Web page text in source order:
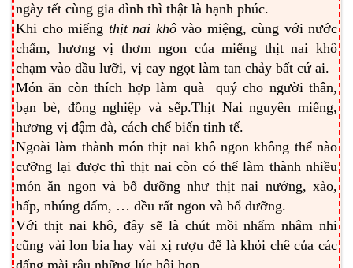
ngày tết cùng gia đình thì thật là hạnh phúc.
Khi cho miếng thịt nai khôvào miệng, cùng với nước
chấm, hương vị thơm ngon của miếng thịt nai khô
chạm vào đầu lưỡi, vị cay ngọt làm tan chảy bất cứ ai.
Món ăn còn thích hợp làm quà quý cho người thân,
bạn bè, đồng nghiệp và sếp.Thịt Nai nguyên miếng,
hương vị đậm đà, cách chế biến tinh tế.
Ngoài làm thành món thịt nai khô ngon không thể nào
cưỡng lại được thì thịt nai còn có thể làm thành nhiều
món ăn ngon và bổ dưỡng như thịt nai nướng, xào,
hấp, nhúng dấm, … đều rất ngon và bổ dưỡng.
Với thịt nai khô, đây sẽ là chút mồi nhấm nhâm nhi
cũng vài lon bia hay vài xị rượu đế là khỏi chê của các